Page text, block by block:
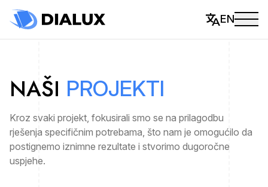
EN
NAŠI PROJEKTI
Kroz svaki projekt, fokusirali smo se na prilagodbu
rješenja specifičnim potrebama, što nam je omogućilo da
postignemo iznimne rezultate i stvorimo dugoročne
uspjehe.